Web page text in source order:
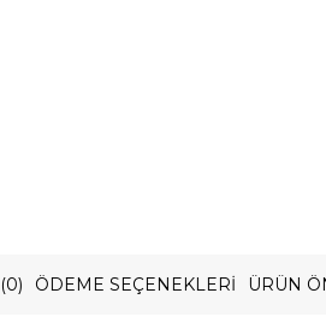
(0) ÖDEME SEÇENEKLERI ÜRÜN